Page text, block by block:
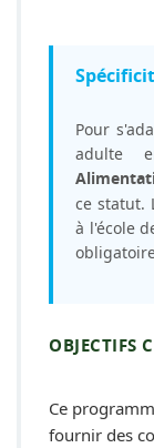
Pour
adulte
ce statut.
à l'école
OBJECTIFS
Ce
fournir des